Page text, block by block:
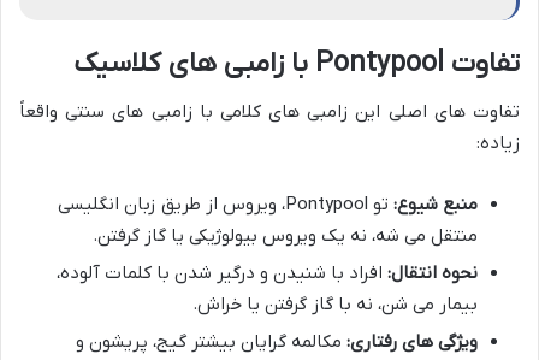
تفاوت Pontypool با زامبی های کلاسیک
تفاوت های اصلی این زامبی های کلامی با زامبی های سنتی واقعاً
زیاده:
منبع شیوع:
تو Pontypool، ویروس از طریق زبان انگلیسی
منتقل می شه، نه یک ویروس بیولوژیکی یا گاز گرفتن.
نحوه انتقال: افراد با شنیدن و درگیر شدن با کلمات آلوده،
بیمار می شن، نه با گاز گرفتن یا خراش.
ویژگی های رفتاری: مکالمه گرایان بیشتر گیج، پریشون و